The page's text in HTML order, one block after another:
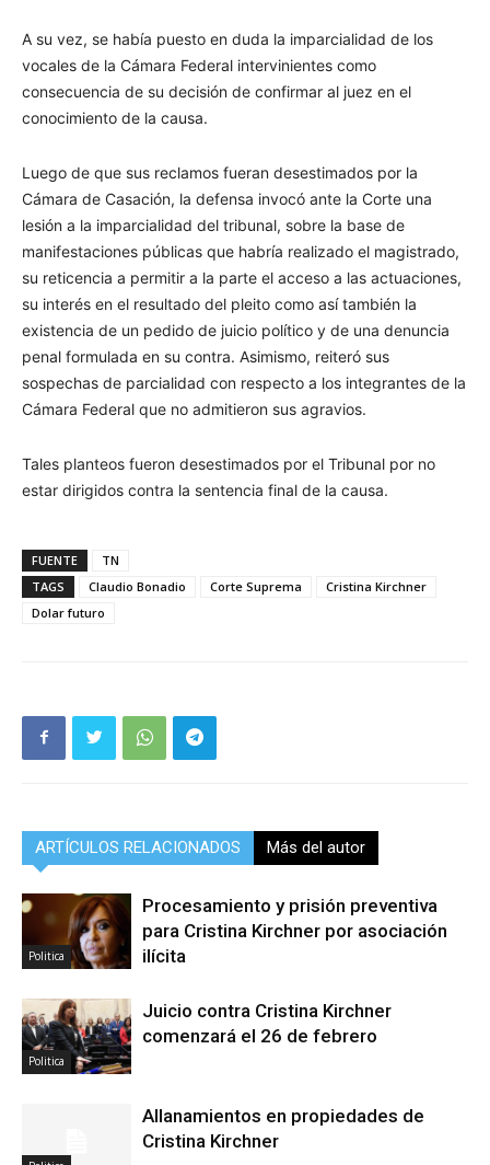
A su vez, se había puesto en duda la imparcialidad de los
vocales de la Cámara Federal intervinientes como
consecuencia de su decisión de confirmar al juez en el
conocimiento de la causa.
Luego de que sus reclamos fueran desestimados por la
Cámara de Casación, la defensa invocó ante la Corte una
lesión a la imparcialidad del tribunal, sobre la base de
manifestaciones públicas que habría realizado el magistrado,
su reticencia a permitir a la parte el acceso a las actuaciones,
su interés en el resultado del pleito como así también la
existencia de un pedido de juicio político y de una denuncia
penal formulada en su contra. Asimismo, reiteró sus
sospechas de parcialidad con respecto a los integrantes de la
Cámara Federal que no admitieron sus agravios.
Tales planteos fueron desestimados por el Tribunal por no
estar dirigidos contra la sentencia final de la causa.
FUENTE
TN
TAGS
Claudio Bonadio Corte Suprema
Cristina Kirchner
Dolar futuro
ARTÍCULOS RELACIONADOS Más del autor
Politica
Procesamiento y prisión preventiva
para Cristina Kirchner por asociación
ilícita
Politica
Juicio contra Cristina Kirchner
comenzará el 26 de febrero
Allanamientos en propiedades de
Cristina Kirchner